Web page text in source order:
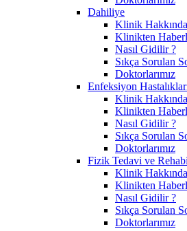
Dahiliye
Klinik Hakkında
Klinikten
Nasıl Gidilir ?
Sıkça Sorulan
Doktorlarımız
Enfeksiyon
Klinik Hakkında
Klinikten
Nasıl Gidilir ?
Sıkça Sorulan
Doktorlarımız
Fizik Tedavi ve
Klinik Hakkında
Klinikten
Nasıl Gidilir ?
Sıkça Sorulan
Doktorlarımız